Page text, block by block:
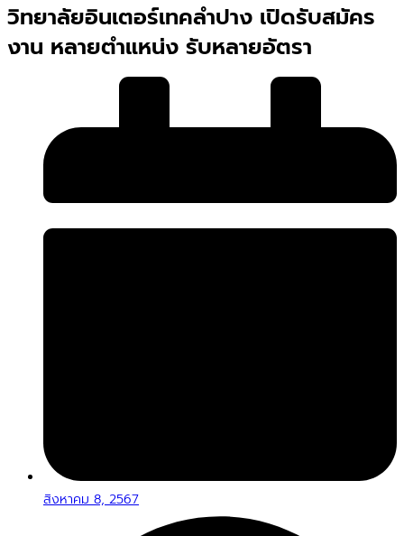
วิทยาลัยอินเตอร์เทคลำปาง เปิดรับสมัคร
งาน หลายตำแหน่ง รับหลายอัตรา
สิงหาคม 8, 2567